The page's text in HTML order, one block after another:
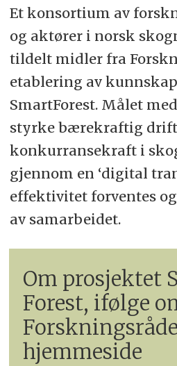
Et konsortium av
og aktører i norsk
tildelt midler fra
etablering av
SmartForest. Målet
styrke bærekraftig
konkurransekraft i
gjennom en ‘digital
effektivitet forventes
av samarbeidet.
Om prosjektet
Forest, ifølge
hjemmeside